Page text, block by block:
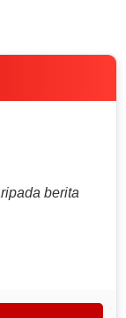
berita